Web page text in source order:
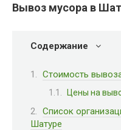
Вывоз мусора в
Содержание
Стоимость
Цены на
Список
Шатуре